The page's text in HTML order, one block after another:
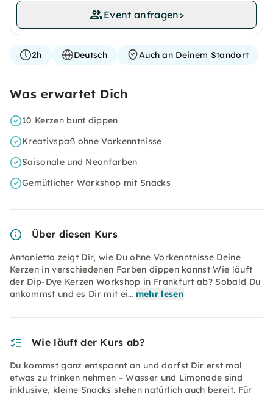
Event anfragen>
2h Deutsch Auch an Deinem Standort
Was erwartet Dich
10 Kerzen bunt dippen
Kreativspaß ohne Vorkenntnisse
Saisonale und Neonfarben
Gemütlicher Workshop mit Snacks
Über diesen Kurs
Antonietta zeigt Dir, wie Du ohne Vorkenntnisse Deine
Kerzen in verschiedenen Farben dippen kannst Wie läuft
der Dip-Dye Kerzen Workshop in Frankfurt ab? Sobald Du
ankommst und es Dir mit ei… mehr lesen
Wie läuft der Kurs ab?
Du kommst ganz entspannt an und darfst Dir erst mal
etwas zu trinken nehmen – Wasser und Limonade sind
inklusive, kleine Snacks stehen natürlich auch bereit. Für